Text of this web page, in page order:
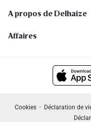
A propos de Delhaize
Affaires
Cookies Déclaration de